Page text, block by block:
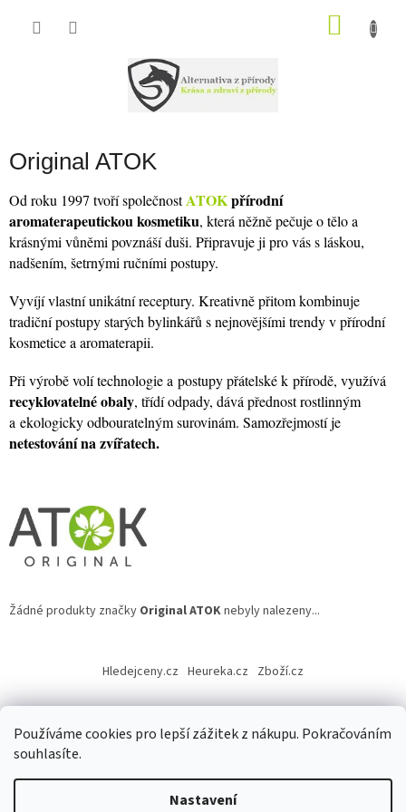
Používáme cookies pro lepší zážitek z nákupu. Pokračováním
souhlasíte.
Nastavení
Original ATOK
Od roku 1997 tvoří společnostATOKpřírodní
aromaterapeutickou kosmetiku, která něžně pečuje o tělo a
krásnými vůněmi povznáší duši. Připravuje ji pro vás s láskou,
nadšením, šetrnými ručními postupy.
Vyvíjí vlastní unikátní receptury. Kreativně přitom kombinuje
tradiční postupy starých bylinkářů s nejnovějšími trendy v přírodní
kosmetice a aromaterapii.
Při výrobě volí technologie a postupy přátelské k přírodě, využívá
recyklovatelné obaly, třídí odpady, dává přednost rostlinným
a ekologicky odbouratelným surovinám. Samozřejmostí je
netestování na zvířatech.
Žádné produkty značky Original ATOKnebyly nalezeny...
a
Hledejceny.cz Heureka.cz Zboží.cz